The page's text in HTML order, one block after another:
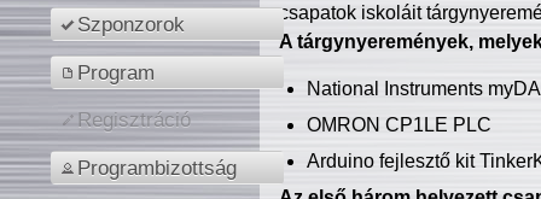
Szponzorok
Program
Regisztráció
Programbizottság
csapatok iskoláit
A tárgynyeremények,
National Instruments
OMRON CP1LE PLC
Arduino fejlesztő kit